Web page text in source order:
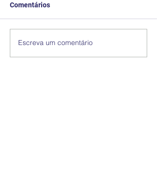
Comentários
Escreva um comentário